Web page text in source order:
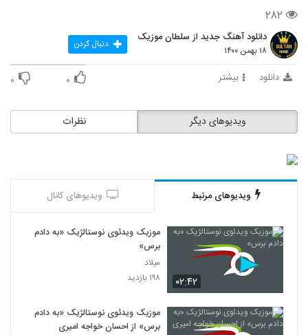
۲۸۲
دانلود آهنگ جدید از سلطان موزیک
۱۸ بهمن ۱۴۰۰ دنبال کردن
دانلود بیشتر ۰ ۰
نظرات ویدیوهای دیگر
ویدیوهای مرتبط ویدیوهای کانال
۰۲:۴۲
موزیک ویدئوی نوستالژیک «به دادم
برس»
میلاد
۱۹۸ بازدید
موزیک ویدئوی نوستالژیک «به دادم
برس» از احسان خواجه امیری